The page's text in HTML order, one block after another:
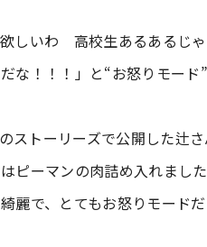
しいわ 高校生あるあるじ
な！！！」と“お怒りモード
ストーリーズで公開した辻
ピーマンの肉詰め入れまし
麗で、とてもお怒りモード